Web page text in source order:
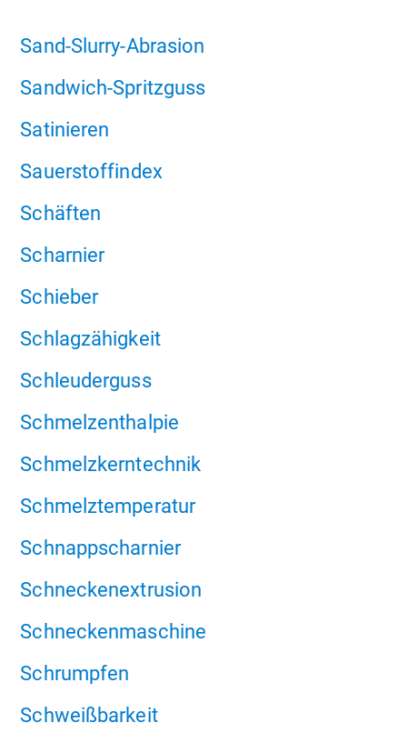
Sand-Slurry-Abrasion
Sandwich-Spritzguss
Satinieren
Sauerstoffindex
Schäften
Scharnier
Schieber
Schlagzähigkeit
Schleuderguss
Schmelzenthalpie
Schmelzkerntechnik
Schmelztemperatur
Schnappscharnier
Schneckenextrusion
Schneckenmaschine
Schrumpfen
Schweißbarkeit